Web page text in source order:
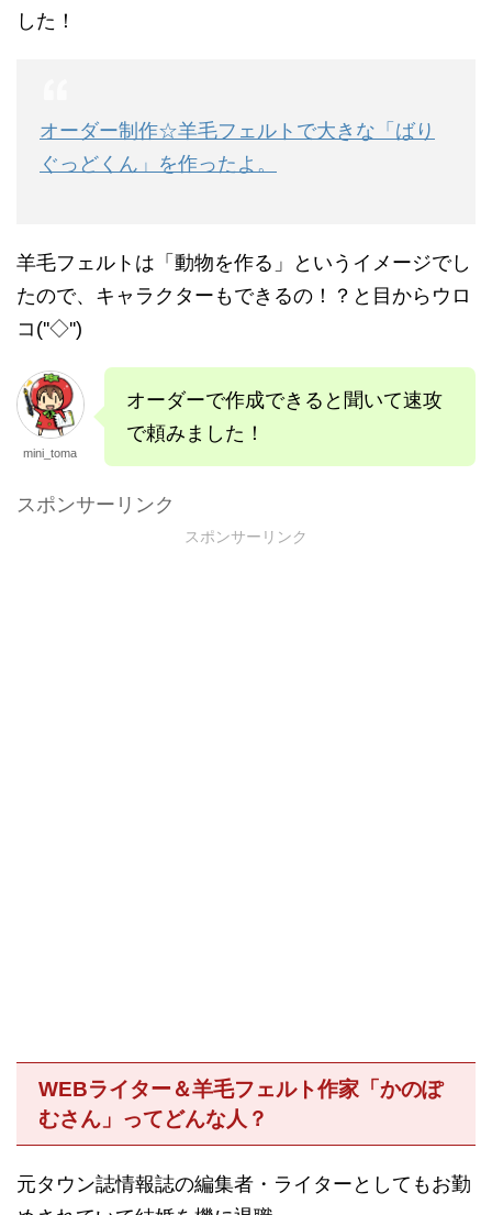
した！
オーダー制作☆羊毛フェルトで大きな「ばり
ぐっどくん」を作ったよ。
羊毛フェルトは「動物を作る」というイメージでし
たので、キャラクターもできるの！？と目からウロ
コ(''◇'')
mini_toma
オーダーで作成できると聞いて速攻
で頼みました！
スポンサーリンク
スポンサーリンク
WEBライター＆羊毛フェルト作家「かのぽ
むさん」ってどんな人？
元タウン誌情報誌の編集者・ライターとしてもお勤